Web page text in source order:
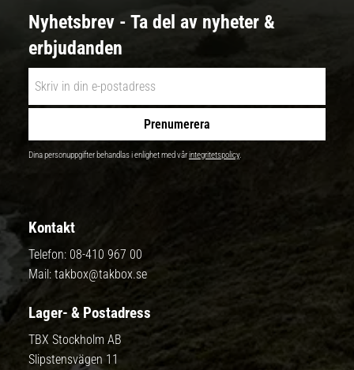
Nyhetsbrev - Ta del av nyheter &
erbjudanden
Prenumerera
Dina personuppgifter behandlas i enlighet med vårintegritetspolicy.
Kontakt
Telefon: 08-410 967 00
Mail: takbox@takbox.se
Lager- & Postadress
TBX Stockholm AB
Slipstensvägen 11